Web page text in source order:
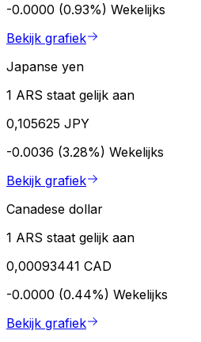
-0.0000 (0.93%) Wekelijks
Bekijk grafiek
Japanse yen
1 ARS staat gelijk aan
0,105625 JPY
-0.0036 (3.28%) Wekelijks
Bekijk grafiek
Canadese dollar
1 ARS staat gelijk aan
0,00093441 CAD
-0.0000 (0.44%) Wekelijks
Bekijk grafiek